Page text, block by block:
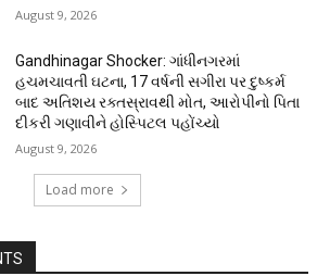
August 9, 2026
Gandhinagar Shocker: ગાંધીનગરમાં
હચમચાવતી ઘટના, 17 વર્ષની સગીરા પર દુષ્કર્મ
બાદ અતિશય રક્તસ્રાવથી મોત, આરોપીનો પિતા
દીકરી ગણાવીને હોસ્પિટલ પહોંચ્યો
August 9, 2026
Load more